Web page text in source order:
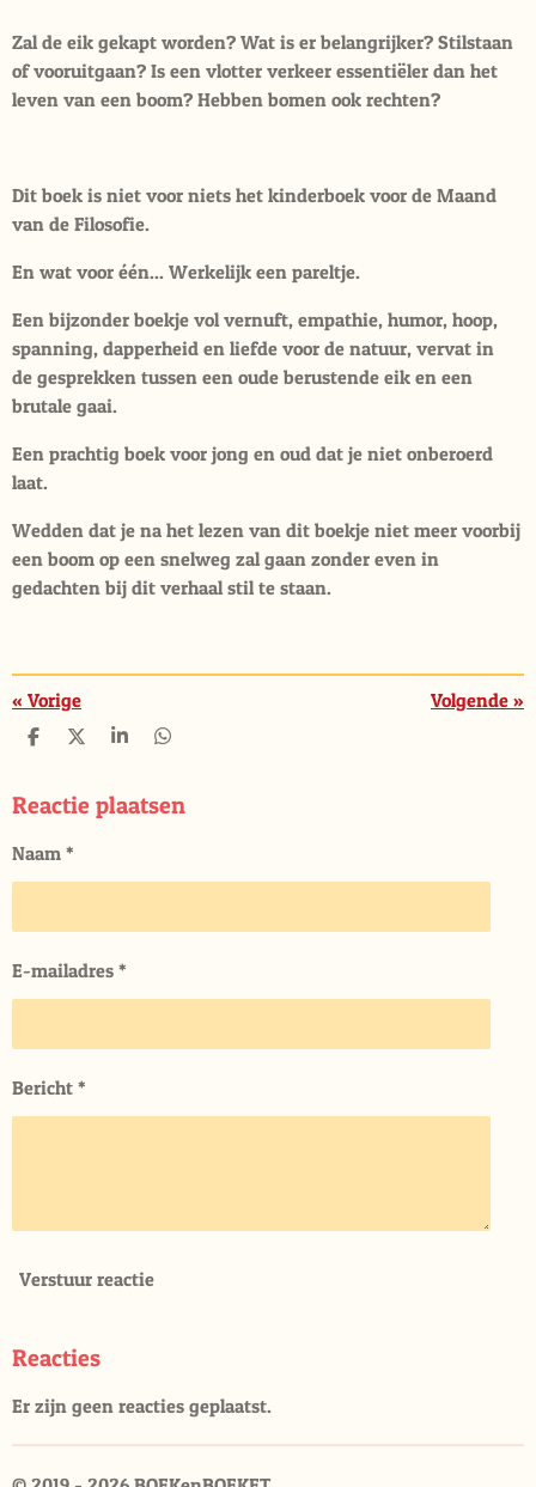
Zal de eik gekapt worden? Wat is er belangrijker? Stilstaan
of vooruitgaan? Is een vlotter verkeer essentiëler dan het
leven van een boom? Hebben bomen ook rechten?
Dit boek is niet voor niets het kinderboek voor de Maand
van de Filosofie.
En wat voor één... Werkelijk een pareltje.
Een bijzonder boekje vol vernuft, empathie, humor, hoop,
spanning, dapperheid en liefde voor de natuur, vervat in
de gesprekken tussen een oude berustende eik en een
brutale gaai.
Een prachtig boek voor jong en oud dat je niet onberoerd
laat.
Wedden dat je na het lezen van dit boekje niet meer voorbij
een boom op een snelweg zal gaan zonder even in
gedachten bij dit verhaal stil te staan.
« Vorige Volgende »
D
e
n
D
l
S
r
e
D
e
n
Reactie plaatsen
Naam *
E-mailadres *
Bericht *
Verstuur reactie
Reacties
Er zijn geen reacties geplaatst.